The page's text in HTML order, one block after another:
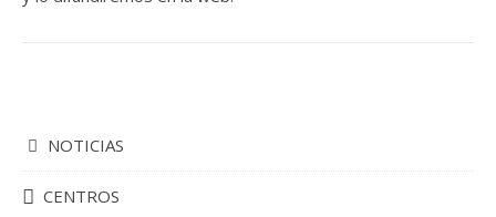
NOTICIAS
CENTROS